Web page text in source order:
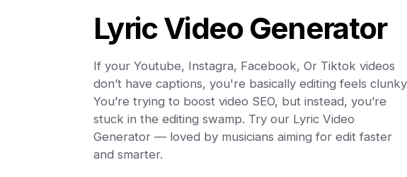
Lyric Video Generator
If your Youtube, Instagra, Facebook, Or Tiktok videos
don’t have captions, you're basically editing feels
You’re trying to boost video SEO, but instead, you’re
stuck in the editing swamp. Try our Lyric Video
Generator — loved by musicians aiming for edit faster
and smarter.